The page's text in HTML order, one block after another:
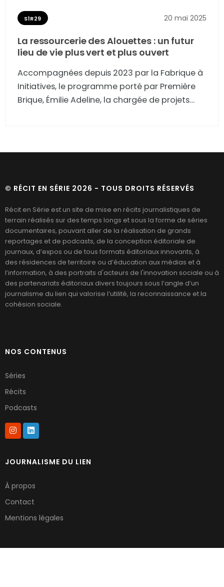
S1R29 20 mai 2025
La ressourcerie des Alouettes : un futur
lieu de vie plus vert et plus ouvert
Accompagnées depuis 2023 par la Fabrique à
Initiatives, le programme porté par Première
Brique, Émilie Adeline, la chargée de projets
au sein du tiers-lieu Les Alouettes de
porteuses de ce projet novateur coconstruit
avec les habitants.
© RÉCIT EN SÉRIE 2026 - TOUS DROITS RÉSERVÉS
Récit en Série est un site de mise en récits journalistiques de
terrain réalisés sur des temps longs et sous la forme de séries
documentaires, pouvant aller de la réalisation de grands
reportages et de podcasts, de la conception éditoriale de
journaux, d’expos ou de tous formats éditoriaux innovants, à
des résidences de territoire ou d’éducation aux médias et à
l’information, à des portraits d'acteurs de l'innovation sociale ou à
des partenariats éditoriaux divers toujours sous l’angle d’un
journalisme du lien qui valorise l’utilité, la reconnaissance et la
cohésion sociale.
NOS CONTENUS
Séries
Récits
Podcasts
JOURNALISME DU LIEN
À propos
Contact
Mentions légales